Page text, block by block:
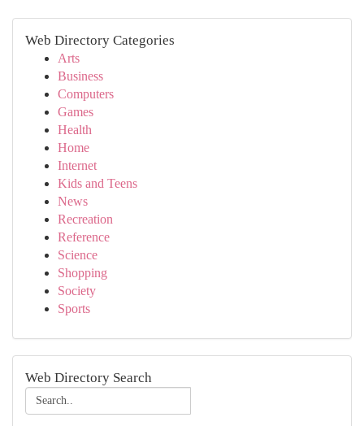
Web Directory Categories
Arts
Business
Computers
Games
Health
Home
Internet
Kids and Teens
News
Recreation
Reference
Science
Shopping
Society
Sports
Web Directory Search